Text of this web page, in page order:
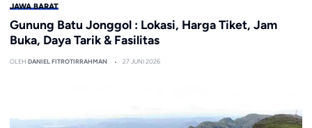
JAWA BARAT
Gunung Batu Jonggol : Lokasi, Harga Tiket, Jam
Buka, Daya Tarik & Fasilitas
OLEH DANIEL FITROTIRRAHMAN 27 JUNI 2026